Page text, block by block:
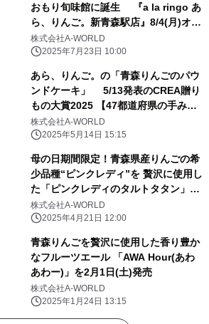
おもり旬味館に誕生 『a la ringo あ
ら、りんご。新青森駅店』8/4(月)オー
プン！
株式会社A-WORLD
2025年7月23日 10:00
あら、りんご。の「青森りんごのパウ
ンドケーキ」 5/13発表のCREA贈り
もの大賞2025 【47都道府県の手みや
げ部門】にて1位を獲得！
株式会社A-WORLD
2025年5月14日 15:15
母の日期間限定！青森県産りんごの希
少品種“ピンクレディ”を 贅沢に使用し
た「ピンクレディのタルトタタン」を
販売開始
株式会社A-WORLD
2025年4月21日 12:00
青森りんごを贅沢に使用した香り豊か
なフルーツエール 「AWA Hour(あわ
あわー)」を2月1日(土)発売
株式会社A-WORLD
2025年1月24日 13:15